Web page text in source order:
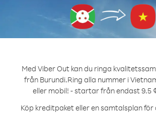
Med Viber Out kan du ringa
från Burundi.Ring alla nummer i
eller mobil! - startar från endast 9.5
Köp kreditpaket eller en samtalsplan